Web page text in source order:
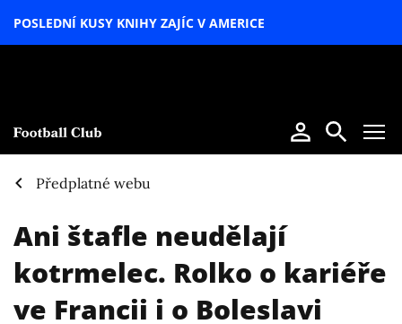
POSLEDNÍ KUSY KNIHY ZAJÍC V AMERICE
Předplatné webu
Ani štafle neudělají
kotrmelec. Rolko o kariéře
ve Francii i o Boleslavi